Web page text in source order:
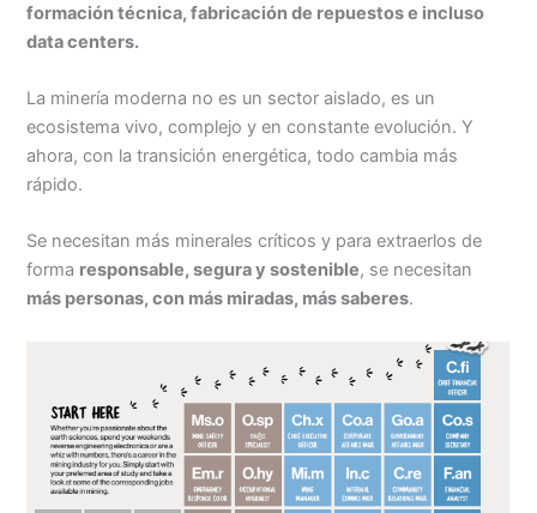
formación técnica, fabricación de repuestos e incluso
data centers.
La minería moderna no es un sector aislado, es un
ecosistema vivo, complejo y en constante evolución. Y
ahora, con la transición energética, todo cambia más
rápido.
Se necesitan más minerales críticos y para extraerlos de
forma responsable, segura y sostenible, se necesitan
más personas, con más miradas, más saberes.